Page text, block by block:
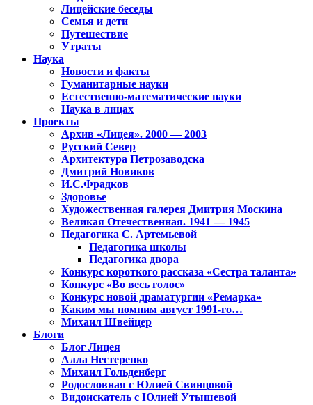
Лицейские беседы
Семья и дети
Путешествие
Утраты
Наука
Новости и факты
Гуманитарные науки
Естественно-математические науки
Наука в лицах
Проекты
Архив «Лицея». 2000 — 2003
Русский Север
Архитектура Петрозаводска
Дмитрий Новиков
И.С.Фрадков
Здоровье
Художественная галерея Дмитрия Москина
Великая Отечественная. 1941 — 1945
Педагогика С. Артемьевой
Педагогика школы
Педагогика двора
Конкурс короткого рассказа «Сестра таланта»
Конкурс «Во весь голос»
Конкурс новой драматургии «Ремарка»
Каким мы помним август 1991-го…
Михаил Швейцер
Блоги
Блог Лицея
Алла Нестеренко
Михаил Гольденберг
Родословная с Юлией Свинцовой
Видоискатель с Юлией Утышевой